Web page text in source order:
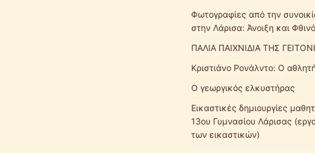
Φωτογραφίες από την
στην Λάρισα: Άνοιξη και
ΠΑΛΙΑ ΠΑΙΧΝΙΔΙΑ ΤΗΣ
Κριστιάνο Ρονάλντο: Ο
Ο γεωργικός ελκυστήρας
Εικαστικές δημιουργίες
13ου Γυμνασίου Λάρισας
των εικαστικών)